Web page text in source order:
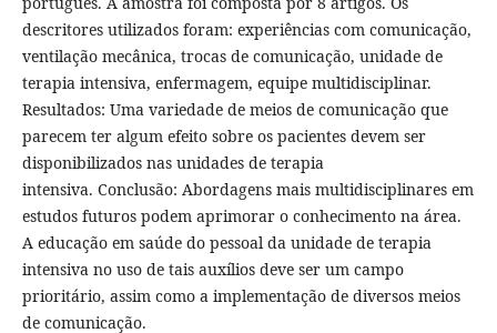
descritores utilizados foram: experiências com comunicação,
ventilação mecânica, trocas de comunicação, unidade de
terapia intensiva, enfermagem, equipe multidisciplinar.
Resultados: Uma variedade de meios de comunicação que
parecem ter algum efeito sobre os pacientes devem ser
disponibilizados nas unidades de terapia
intensiva. Conclusão: Abordagens mais multidisciplinares em
estudos futuros podem aprimorar o conhecimento na área.
A educação em saúde do pessoal da unidade de terapia
intensiva no uso de tais auxílios deve ser um campo
prioritário, assim como a implementação de diversos meios
de comunicação.